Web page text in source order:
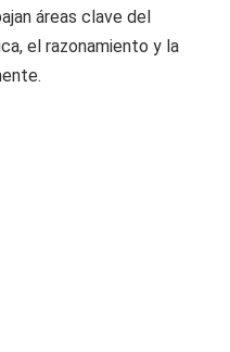
áreas clave del
el razonamiento y la